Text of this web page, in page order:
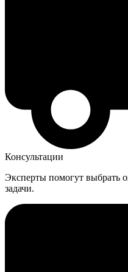
Консультации
Эксперты помогут выбрать
задачи.